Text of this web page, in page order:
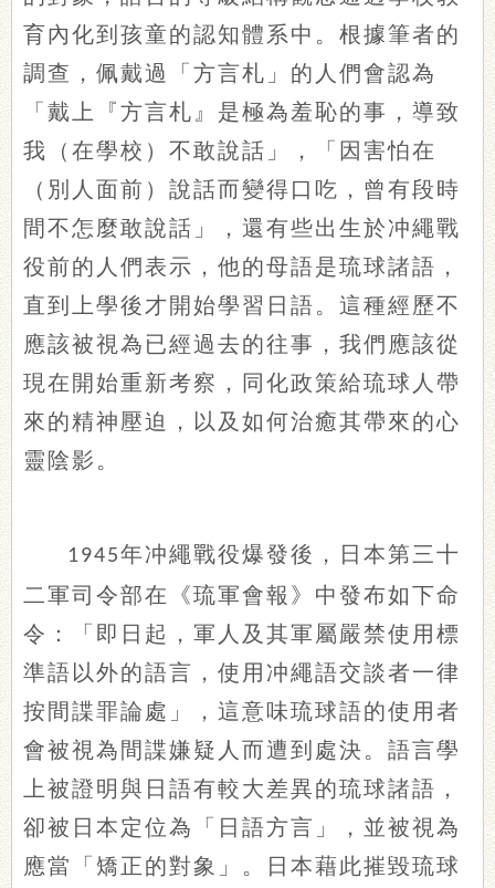
育內化到孩童的認知體系中。根據筆者的
調查，佩戴過「方言札」的人們會認為
「戴上『方言札』是極為羞恥的事，導致
我（在學校）不敢說話」，「因害怕在
（別人面前）說話而變得口吃，曾有段時
間不怎麼敢說話」，還有些出生於冲繩戰
役前的人們表示，他的母語是琉球諸語，
直到上學後才開始學習日語。這種經歷不
應該被視為已經過去的往事，我們應該從
現在開始重新考察，同化政策給琉球人帶
來的精神壓迫，以及如何治癒其帶來的心
靈陰影。
1945年冲繩戰役爆發後，日本第三十
二軍司令部在《琉軍會報》中發布如下命
令：「即日起，軍人及其軍屬嚴禁使用標
準語以外的語言，使用冲繩語交談者一律
按間諜罪論處」，這意味琉球語的使用者
會被視為間諜嫌疑人而遭到處決。語言學
上被證明與日語有較大差異的琉球諸語，
卻被日本定位為「日語方言」，並被視為
應當「矯正的對象」。日本藉此摧毀琉球